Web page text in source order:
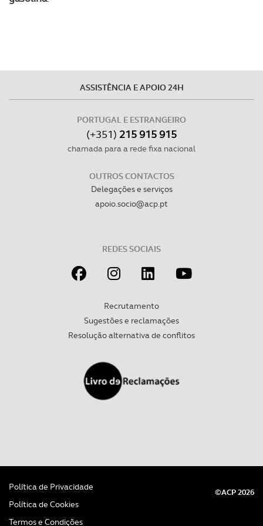
experiência de navegação no Website e nos serviços
ASSISTÊNCIA E APOIO 24H
PORTUGAL E ESTRANGEIRO
(+351) 215 915 915
chamada para a rede fixa nacional
OUTROS CONTACTOS
Delegações e serviços
apoio.socio@acp.pt
REDES SOCIAIS
Recrutamento
Sugestões e reclamações
Resolução alternativa de conflitos
Política de Privacidade
Política de Cookies
Termos e Condições
©ACP 2026